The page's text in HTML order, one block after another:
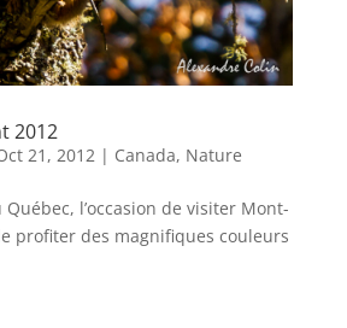
2012
21, 2012 | Canada, Nature
l’occasion de visiter Mont-
profiter des magnifiques couleurs